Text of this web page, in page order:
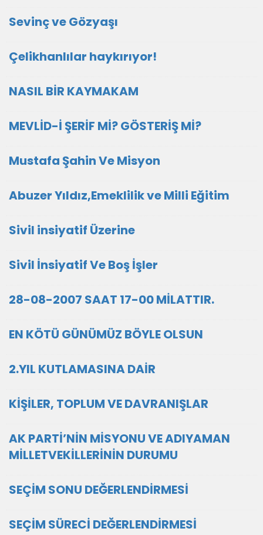
Sevinç ve Gözyaşı
Çelikhanlılar haykırıyor!
NASIL BİR KAYMAKAM
MEVLİD-İ ŞERİF Mİ? GÖSTERİŞ Mİ?
Mustafa Şahin Ve Misyon
Abuzer Yıldız,Emeklilik ve Milli Eğitim
Sivil insiyatif Üzerine
Sivil İnsiyatif Ve Boş İşler
28-08-2007 SAAT 17-00 MİLATTIR.
EN KÖTÜ GÜNÜMÜZ BÖYLE OLSUN
2.YIL KUTLAMASINA DAİR
KİŞİLER, TOPLUM VE DAVRANIŞLAR
AK PARTİ’NİN MİSYONU VE ADIYAMAN
MİLLETVEKİLLERİNİN DURUMU
SEÇİM SONU DEĞERLENDİRMESİ
SEÇİM SÜRECİ DEĞERLENDİRMESİ